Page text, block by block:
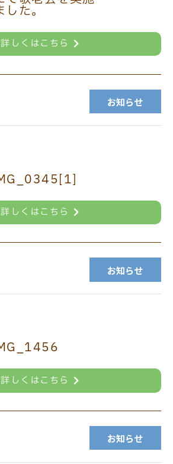
詳しくはこちら
お知らせ
詳しくはこちら
お知らせ
詳しくはこちら
お知らせ